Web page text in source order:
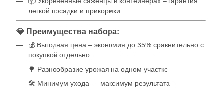
легкой посадки и прикормки
💎 Преимущества набора:
💰 Выгодная цена – экономия до 35% сравнительно с
покупкой отдельно
🌳 Разнообразие урожая на одном участке
🛠️ Минимум ухода — максимум результата